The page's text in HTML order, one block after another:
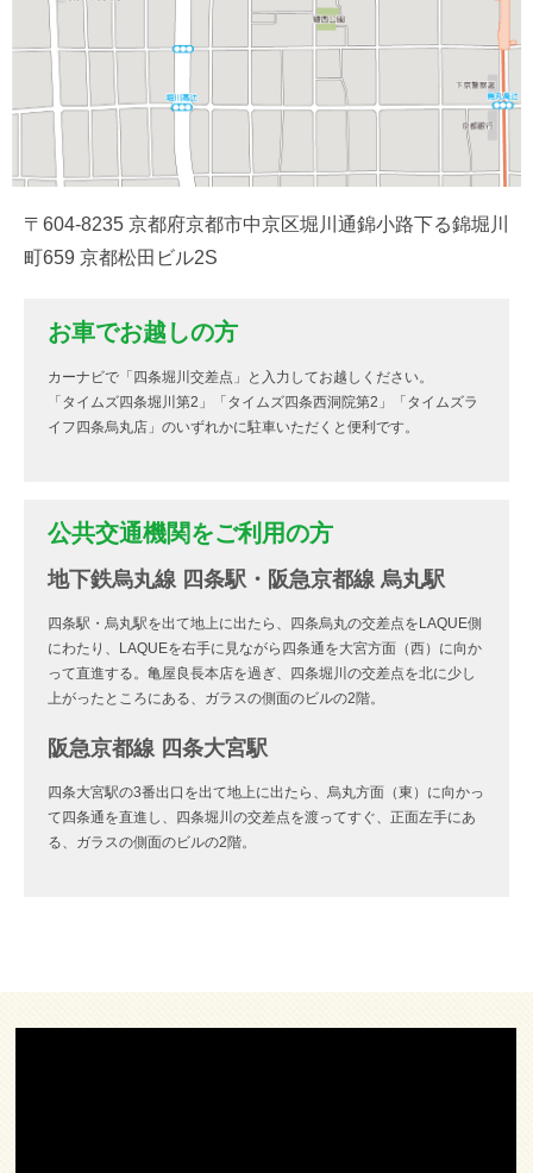
〒604-8235 京都府京都市中京区堀川通錦小路下る錦堀川
町659 京都松田ビル2S
お車でお越しの方
カーナビで「四条堀川交差点」と入力してお越しください。
「タイムズ四条堀川第2」「タイムズ四条西洞院第2」「タイムズラ
イフ四条烏丸店」のいずれかに駐車いただくと便利です。
公共交通機関をご利用の方
地下鉄烏丸線 四条駅・阪急京都線 烏丸駅
四条駅・烏丸駅を出て地上に出たら、四条烏丸の交差点をLAQUE側
にわたり、LAQUEを右手に見ながら四条通を大宮方面（西）に向か
って直進する。亀屋良長本店を過ぎ、四条堀川の交差点を北に少し
上がったところにある、ガラスの側面のビルの2階。
阪急京都線 四条大宮駅
四条大宮駅の3番出口を出て地上に出たら、烏丸方面（東）に向かっ
て四条通を直進し、四条堀川の交差点を渡ってすぐ、正面左手にあ
る、ガラスの側面のビルの2階。